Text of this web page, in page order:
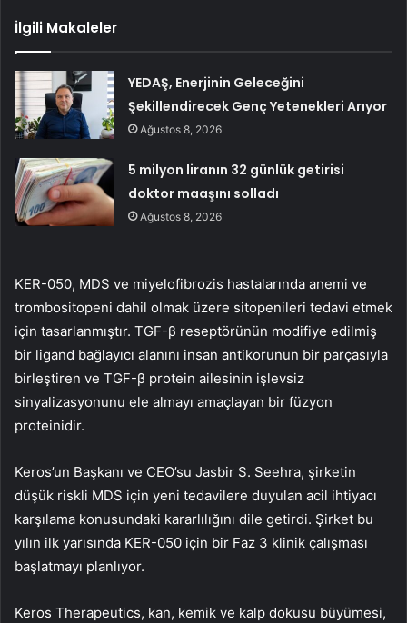
İlgili Makaleler
YEDAŞ, Enerjinin Geleceğini
Şekillendirecek Genç Yetenekleri Arıyor
Ağustos 8, 2026
5 milyon liranın 32 günlük getirisi
doktor maaşını solladı
Ağustos 8, 2026
KER-050, MDS ve miyelofibrozis hastalarında anemi ve
trombositopeni dahil olmak üzere sitopenileri tedavi etmek
için tasarlanmıştır. TGF-β reseptörünün modifiye edilmiş
bir ligand bağlayıcı alanını insan antikorunun bir parçasıyla
birleştiren ve TGF-β protein ailesinin işlevsiz
sinyalizasyonunu ele almayı amaçlayan bir füzyon
proteinidir.
Keros’un Başkanı ve CEO’su Jasbir S. Seehra, şirketin
düşük riskli MDS için yeni tedavilere duyulan acil ihtiyacı
karşılama konusundaki kararlılığını dile getirdi. Şirket bu
yılın ilk yarısında KER-050 için bir Faz 3 klinik çalışması
başlatmayı planlıyor.
Keros Therapeutics, kan, kemik ve kalp dokusu büyümesi,